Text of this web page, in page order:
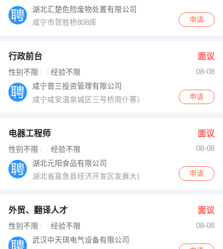
湖北汇楚危险废物处置有限公司
咸宁市贺胜桥808库
申请
行政前台 面议
性别不限 经验不限
08-08
咸宁普三投资管理有限公司
咸宁咸安温泉城区三号桥简仆寨对面三楼普三投资
申请
电器工程师 面议
性别不限 经验不限
08-08
湖北元阳食品有限公司
湖北省嘉鱼县经济开发区发展大道
申请
外贸、翻译人才 面议
性别不限 经验不限
08-08
武汉中天琪电气设备有限公司